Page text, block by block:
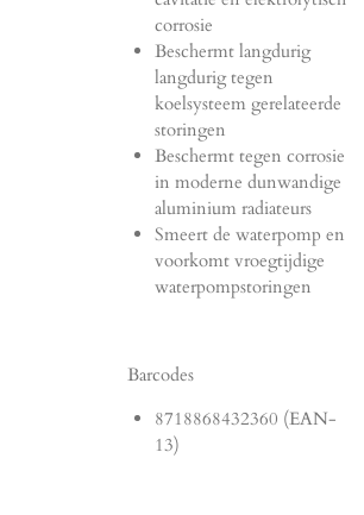
corrosie
Beschermt langdurig
langdurig tegen
koelsysteem gerelateerde
storingen
Beschermt tegen corrosie
in moderne dunwandige
aluminium radiateurs
Smeert de waterpomp en
voorkomt vroegtijdige
waterpompstoringen
Barcodes
8718868432360 (EAN-
13)